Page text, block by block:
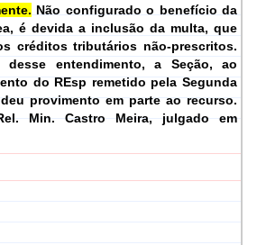
Não configurado o benefício da
é devida a inclusão da multa, que
créditos tributários não-prescritos.
desse entendimento, a Seção, ao
do REsp remetido pela Segunda
provimento em parte ao recurso.
Min. Castro Meira, julgado em